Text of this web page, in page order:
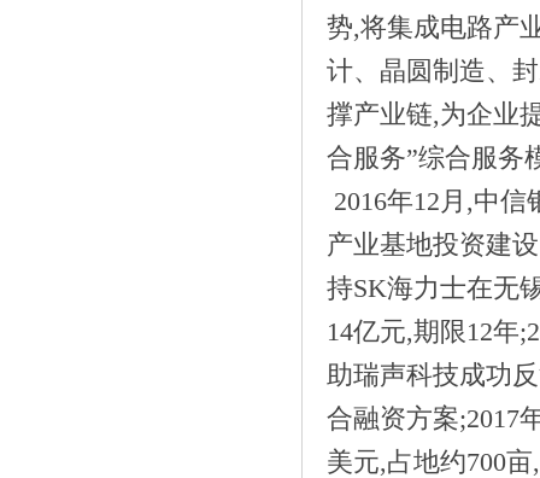
势,将集成电路产
计、晶圆制造、
撑产业链,为企业
合服务”综合服务
2016年12月,中
产业基地投资建
持SK海力士在无
14亿元,期限12年
助瑞声科技成功
合融资方案;2017
美元,占地约700